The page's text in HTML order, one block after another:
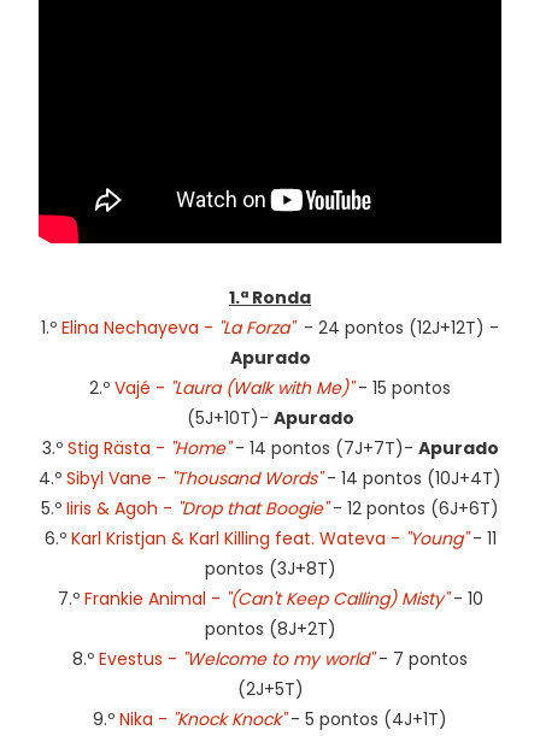
1.ª Ronda
1.º Elina Nechayeva - "La Forza"- 24 pontos (12J+12T) -
Apurado
2.º Vajé - "Laura (Walk with Me)"- 15 pontos
(5J+10T)- Apurado
3.º Stig Rästa - "Home"- 14 pontos (7J+7T)- Apurado
4.º Sibyl Vane - "Thousand Words"- 14 pontos (10J+4T)
5.º Iiris & Agoh - "Drop that Boogie"- 12 pontos (6J+6T)
6.º Karl Kristjan & Karl Killing feat. Wateva - "Young"- 11
pontos (3J+8T)
7.º Frankie Animal - "(Can't Keep Calling) Misty"- 10
pontos (8J+2T)
8.º Evestus - "Welcome to my world"- 7 pontos
(2J+5T)
9.º Nika - "Knock Knock"- 5 pontos (4J+1T)